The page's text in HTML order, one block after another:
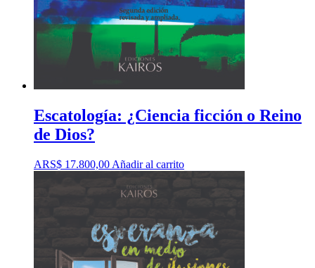
Escatología: ¿Ciencia ficción o Reino
de Dios?
ARS$ 17.800,00 Añadir al carrito